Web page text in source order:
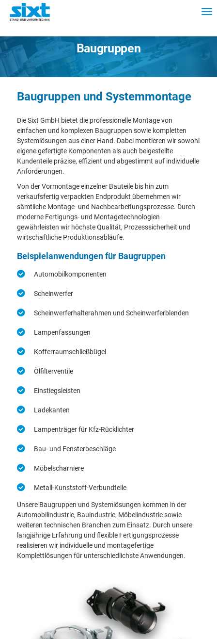
Baugruppen
Baugruppen und Systemmontage
Die Sixt GmbH bietet die professionelle Montage von
einfachen und komplexen Baugruppen sowie kompletten
Systemlösungen aus einer Hand. Dabei montieren wir sowohl
eigene gefertigte Komponenten als auch beigestellte
Kundenteile präzise, effizient und abgestimmt auf individuelle
Anforderungen.
Von der Vormontage einzelner Bauteile bis hin zum
verkaufsfertig verpackten Endprodukt übernehmen wir
sämtliche Montage- und Nachbearbeitungsprozesse. Durch
moderne Fertigungs- und Montagetechnologien
gewährleisten wir höchste Qualität, Prozesssicherheit und
wirtschaftliche Produktionsabläufe.
Beispielanwendungen für Baugruppen
Automobilkomponenten
Scheinwerfer
Scheinwerferhalterahmen und Scheinwerferblenden
Lampenfassungen
Kofferraumschließbügel
Ölfilterventile
Einstiegsleisten
Ladekanten
Lampenträger für Kfz-Rücklichter
Bau- und Fensterbeschläge
Möbelscharniere
Metall-Kunststoff-Verbundteile
Unsere Baugruppen und Systemlösungen kommen in der
Automobilindustrie, Bauindustrie, Möbelindustrie sowie
weiteren technischen Branchen zum Einsatz. Durch unsere
langjährige Erfahrung und flexible Fertigungsprozesse
realisieren wir individuelle und montagefertige
Komplettlösungen für unterschiedlichste Anwendungen.